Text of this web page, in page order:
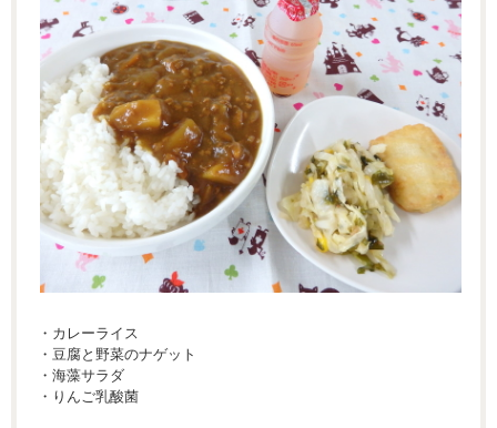
・カレーライス
・豆腐と野菜のナゲット
・海藻サラダ
・りんご乳酸菌